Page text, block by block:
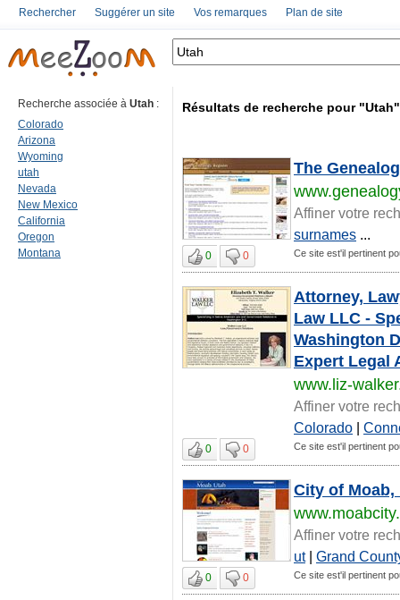
Rechercher Suggérer un site Vos remarques Plan de site
Recherche associée à Utah :
Colorado
Arizona
Wyoming
utah
Nevada
New Mexico
California
Oregon
Montana
Résultats de recherche pour "Utah"
The
Affiner votre
surnames ...
0 0 Ce site est'il pertinent
Attorney,
Law LLC -
Washington
Expert Legal
www.liz-
Affiner votre
Colorado |
0 0 Ce site est'il pertinent
City of Moab,
Affiner votre
ut| Grand
0 0 Ce site est'il pertinent